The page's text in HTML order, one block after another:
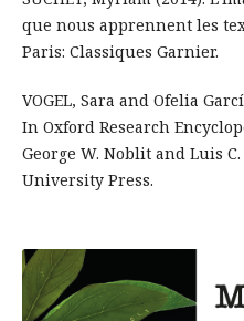
que nous apprennent les
Paris: Classiques Garnier.
VOGEL, Sara and Ofelia
In Oxford Research
George W. Noblit and Luis
University Press.